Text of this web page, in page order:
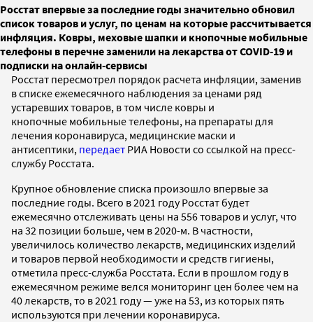
Росстат впервые за последние годы значительно обновил
список товаров и услуг, по ценам на которые рассчитывается
инфляция. Ковры, меховые шапки и кнопочные мобильные
телефоны в перечне заменили на лекарства от COVID-19 и
подписки на онлайн-сервисы
Росстат пересмотрел порядок расчета инфляции, заменив
в списке ежемесячного наблюдения за ценами ряд
устаревших товаров, в том числе ковры и
кнопочные мобильные телефоны, на препараты для
лечения коронавируса, медицинские маски и
антисептики, передает РИА Новости со ссылкой на пресс-
службу Росстата.
Крупное обновление списка произошло впервые за
последние годы. Всего в 2021 году Росстат будет
ежемесячно отслеживать цены на 556 товаров и услуг, что
на 32 позиции больше, чем в 2020-м. В частности,
увеличилось количество лекарств, медицинских изделий
и товаров первой необходимости и средств гигиены,
отметила пресс-служба Росстата. Если в прошлом году в
ежемесячном режиме велся мониторинг цен более чем на
40 лекарств, то в 2021 году — уже на 53, из которых пять
используются при лечении коронавируса.